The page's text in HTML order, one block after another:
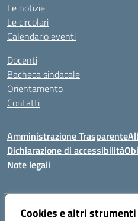
Cookies e altri
Le notizie
Le circolari
Calendario eventi
Docenti
Bacheca sindacale
Orientamento
Contatti
Amministrazione Trasparente
Dichiarazione di accessibilità
Note legali
Indirizzo:Viale P. Togliatti snc 67039